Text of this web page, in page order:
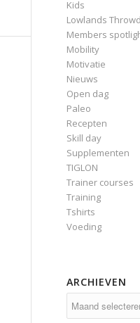
Kids
Lowlands
Members
Mobility
Motivatie
Nieuws
Open dag
Paleo
Recepten
Skill day
Supplementen
TIGLON
Trainer courses
Training
Tshirts
Voeding
ARCHIEVEN